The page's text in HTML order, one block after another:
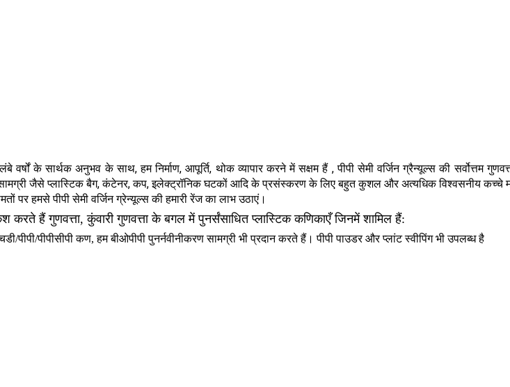
के सार्थक अनुभव के साथ, हम निर्माण, आपूर्ति, थोक व्यापार करने में सक्षम हैं , पीपी सेमी वर्जिन ग्रैन्यूल्स की सर्वोत्तम
सामग्री जैसे प्लास्टिक बैग, कंटेनर, कप, इलेक्ट्रॉनिक घटकों आदि के प्रसंस्करण के लिए बहुत कुशल और अत्यधिक विश्वसनीय कच्चे
पर हमसे पीपी सेमी वर्जिन ग्रेन्यूल्स की हमारी रेंज का लाभ उठाएं।
हैं गुणवत्ता, कुंवारी गुणवत्ता के बगल में पुनर्संसाधित प्लास्टिक कणिकाएँ जिनमें शामिल हैं:
पीपीसीपी कण, हम बीओपीपी पुनर्नवीनीकरण सामग्री भी प्रदान करते हैं। पीपी पाउडर और प्लांट स्वीपिंग भी उपलब्ध है